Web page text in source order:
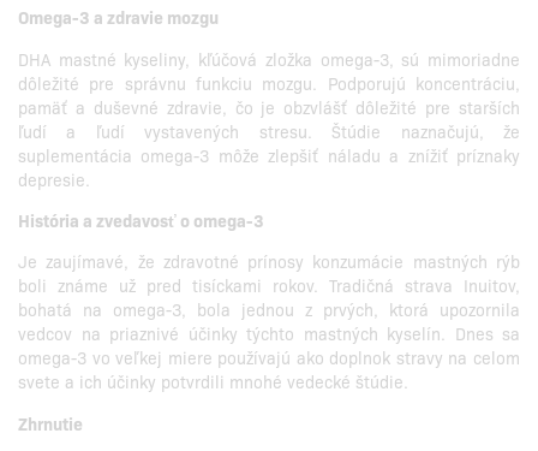
Omega-3 a zdravie mozgu
DHA mastné kyseliny, kľúčová zložka omega-3, sú mimoriadne
dôležité pre správnu funkciu mozgu. Podporujú koncentráciu,
pamäť a duševné zdravie, čo je obzvlášť dôležité pre starších
ľudí a ľudí vystavených stresu. Štúdie naznačujú, že
suplementácia omega-3 môže zlepšiť náladu a znížiť príznaky
depresie.
História a zvedavosť o omega-3
Je zaujímavé, že zdravotné prínosy konzumácie mastných rýb
boli známe už pred tisíckami rokov. Tradičná strava Inuitov,
bohatá na omega-3, bola jednou z prvých, ktorá upozornila
vedcov na priaznivé účinky týchto mastných kyselín. Dnes sa
omega-3 vo veľkej miere používajú ako doplnok stravy na celom
svete a ich účinky potvrdili mnohé vedecké štúdie.
Zhrnutie